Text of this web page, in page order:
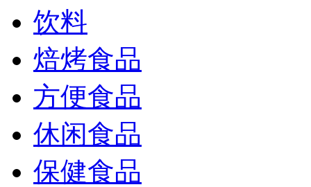
饮料
焙烤食品
方便食品
休闲食品
保健食品